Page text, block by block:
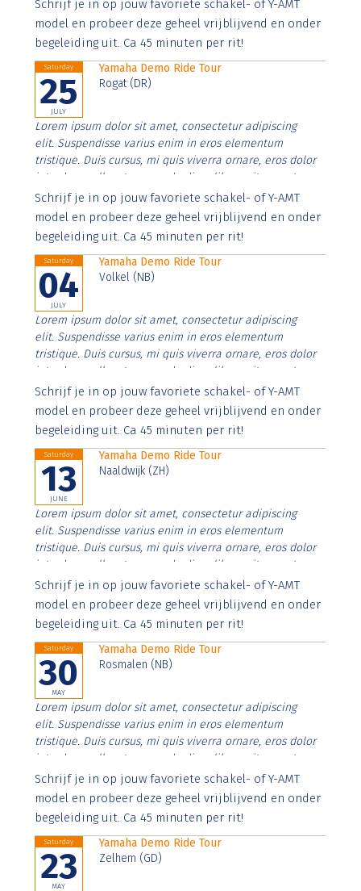
imperdiet. Nunc ut sem vitae risus tristique posuere.
Schrijf je in op jouw favoriete schakel- of Y-AMT
model en probeer deze geheel vrijblijvend en onder
begeleiding uit. Ca 45 minuten per rit!
Saturday
25
JULY
Yamaha Demo Ride Tour
Rogat (DR)
Lorem ipsum dolor sit amet, consectetur adipiscing
elit. Suspendisse varius enim in eros elementum
tristique. Duis cursus, mi quis viverra ornare, eros dolor
interdum nulla, ut commodo diam libero vitae erat.
Aenean faucibus nibh et justo cursus id rutrum lorem
imperdiet. Nunc ut sem vitae risus tristique posuere.
Schrijf je in op jouw favoriete schakel- of Y-AMT
model en probeer deze geheel vrijblijvend en onder
begeleiding uit. Ca 45 minuten per rit!
Saturday
04
JULY
Yamaha Demo Ride Tour
Volkel (NB)
Lorem ipsum dolor sit amet, consectetur adipiscing
elit. Suspendisse varius enim in eros elementum
tristique. Duis cursus, mi quis viverra ornare, eros dolor
interdum nulla, ut commodo diam libero vitae erat.
Aenean faucibus nibh et justo cursus id rutrum lorem
imperdiet. Nunc ut sem vitae risus tristique posuere.
Schrijf je in op jouw favoriete schakel- of Y-AMT
model en probeer deze geheel vrijblijvend en onder
begeleiding uit. Ca 45 minuten per rit!
Saturday
13
JUNE
Yamaha Demo Ride Tour
Naaldwijk (ZH)
Lorem ipsum dolor sit amet, consectetur adipiscing
elit. Suspendisse varius enim in eros elementum
tristique. Duis cursus, mi quis viverra ornare, eros dolor
interdum nulla, ut commodo diam libero vitae erat.
Aenean faucibus nibh et justo cursus id rutrum lorem
imperdiet. Nunc ut sem vitae risus tristique posuere.
Schrijf je in op jouw favoriete schakel- of Y-AMT
model en probeer deze geheel vrijblijvend en onder
begeleiding uit. Ca 45 minuten per rit!
Saturday
30
MAY
Yamaha Demo Ride Tour
Rosmalen (NB)
Lorem ipsum dolor sit amet, consectetur adipiscing
elit. Suspendisse varius enim in eros elementum
tristique. Duis cursus, mi quis viverra ornare, eros dolor
interdum nulla, ut commodo diam libero vitae erat.
Aenean faucibus nibh et justo cursus id rutrum lorem
imperdiet. Nunc ut sem vitae risus tristique posuere.
Schrijf je in op jouw favoriete schakel- of Y-AMT
model en probeer deze geheel vrijblijvend en onder
begeleiding uit. Ca 45 minuten per rit!
Saturday
23
MAY
Yamaha Demo Ride Tour
Zelhem (GD)